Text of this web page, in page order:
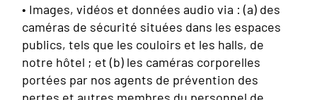
• Images, vidéos et données audio via : (a) des
caméras de sécurité situées dans les espaces
publics, tels que les couloirs et les halls, de
notre hôtel ; et (b) les caméras corporelles
portées par nos agents de prévention des